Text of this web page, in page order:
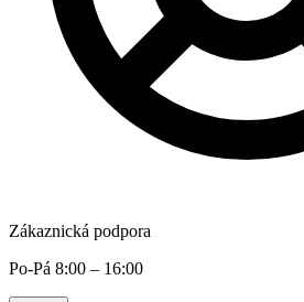
Zákaznická podpora
Po-Pá 8:00 – 16:00